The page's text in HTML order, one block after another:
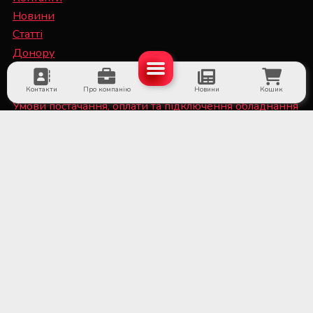
Контакти Про компанію Новини Кошик
Новини
Статті
Донору
Спеціалісту
Умови постачання, оплати та підключення обладнання